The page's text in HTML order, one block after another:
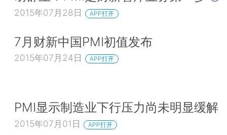
作伙伴关系，未来将在金融数据等领域开展更深入的
财新传媒是提供财经新闻及资讯服务的全媒体集
媒体、世界观”执着前行。财新智库是财新传媒通过
立的高端金融资讯服务平台，以期通过发展金融数据
2015年07月28日 APP打开
7月财新中国PMI初值发布
2015年07月24日 APP打开
PMI显示制造业下行压力尚未明显缓解
2015年07月01日 APP打开